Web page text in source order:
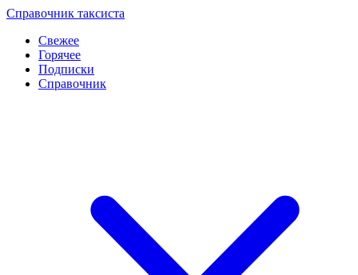
Перейти
контенту
Справочник таксиста
Свежее
Горячее
Подписки
Справочник